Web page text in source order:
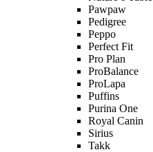
Pawpaw
Pedigree
Peppo
Perfect Fit
Pro Plan
ProBalance
ProLapa
Puffins
Purina One
Royal Canin
Sirius
Takk